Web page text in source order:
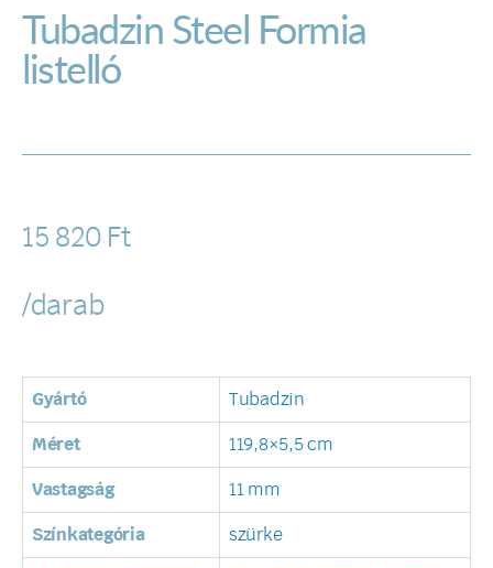
Tubadzin Steel Formia
listelló
15 820 Ft
/darab
Gyártó Tubadzin
Méret 119,8×5,5 cm
Vastagság 11 mm
Színkategória szürke